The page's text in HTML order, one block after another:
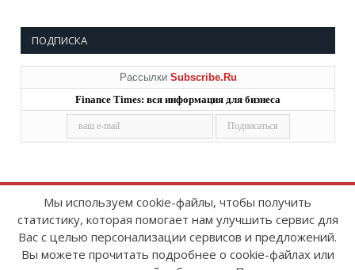
ПОДПИСКА
Рассылки Subscribe.Ru
Finance Times: вся информация для бизнеса
Copyright © 2008-2026FinanceTimes
Зарегистрировано в Роскомнадзоре
Свидетельство о регистрации СМИ:
Мы используем cookie-файлы, чтобы получить
статистику, которая помогает нам улучшить сервис для
Вас с целью персонализации сервисов и предложений.
Вы можете прочитать подробнее о cookie-файлах или